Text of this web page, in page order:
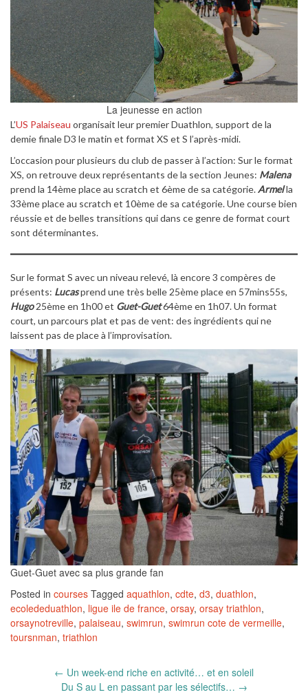
La jeunesse en action
L’US Palaiseau organisait leur premier Duathlon, support de la
demie finale D3 le matin et format XS et S l’après-midi.
L’occasion pour plusieurs du club de passer à l’action: Sur le format
XS, on retrouve deux représentants de la section Jeunes: Malena
prend la 14ème place au scratch et 6ème de sa catégorie.Armella
33ème place au scratch et 10ème de sa catégorie. Une course bien
réussie et de belles transitions qui dans ce genre de format court
sont déterminantes.
Sur le format S avec un niveau relevé, là encore 3 compères de
présents: Lucasprend une très belle 25ème place en 57mins55s,
Hugo25ème en 1h00 et Guet-Guet64ème en 1h07. Un format
court, un parcours plat et pas de vent: des ingrédients qui ne
laissent pas de place à l’improvisation.
Guet-Guet avec sa plus grande fan
Posted in courses Tagged aquathlon, cdte, d3, duathlon,
ecolededuathlon, ligue ile de france, orsay, orsay triathlon,
orsaynotreville, palaiseau, swimrun, swimrun cote de vermeille,
toursnman, triathlon
navigation
← Un week-end riche en activité… et en soleil
Du S au L en passant par les sélectifs… →